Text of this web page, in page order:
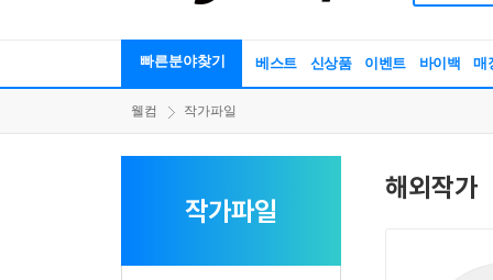
빠른분야찾기 베스트 신상품 이벤트 바이백 매
웰컴 작가파일
작가파일
해외작가